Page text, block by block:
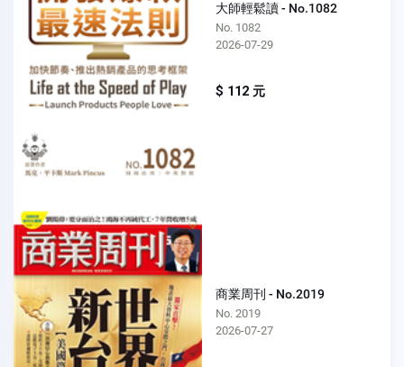
大師輕鬆讀 - No.1082
No. 1082
2026-07-29
$ 112 元
商業周刊 - No.2019
No. 2019
2026-07-27